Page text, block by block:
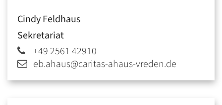
CindyFeldhaus
Sekretariat
+49 2561 42910
eb.ahaus@caritas-ahaus-vreden.de